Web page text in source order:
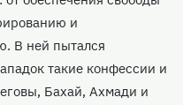
и
В ней пытался
такие конфессии и
Бахай, Ахмади и